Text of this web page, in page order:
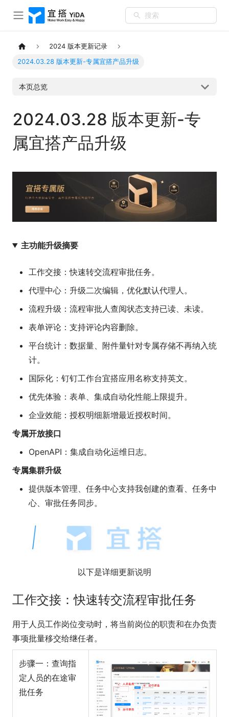
搜索
2024 版本更新记录
2024.03.28 版本更新-专属宜搭产品升级
本页总览
2024.03.28 版本更新-专
属宜搭产品升级
主功能升级摘要
工作交接：快速转交流程审批任务。
代理中心：升级二次编辑，优化默认代理人。
流程升级：流程审批人查阅状态支持已读、未读。
表单评论：支持评论内容删除。
平台统计：数据量、附件量针对专属存储不再纳入统
计。
国际化：钉钉工作台宜搭应用名称支持英文。
优先体验：表单、集成自动化性能上限提升。
企业效能：授权明细新增最近授权时间。
专属开放接口
OpenAPI：集成自动化运维日志。
专属集群升级
提供版本管理、任务中心支持我创建的查看、任务中
心、审批任务同步。
以下是详细更新说明
工作交接：快速转交流程审批任务
用于人员工作岗位变动时，将当前岗位的职责和在办负责
事项批量移交给继任者。
步骤一：查询指
定人员的在途审
批任务